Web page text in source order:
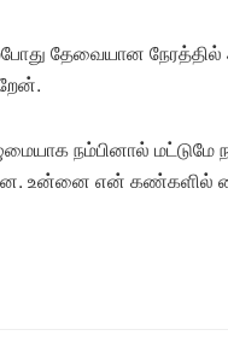
தேவையான
நம்பினால் மட்டுமே
உன்னை என் கண்களில்